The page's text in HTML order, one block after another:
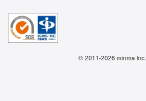
© 2011-2026 minma Inc.